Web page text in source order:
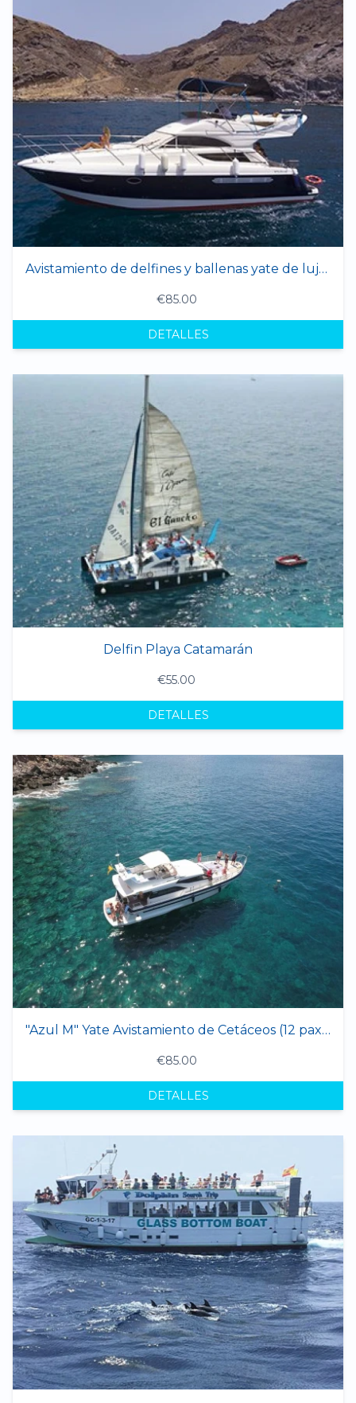
Avistamiento de delfines y ballenas yate de lujo (máximo 10 personas) "ERNY 1"
€85.00
DETALLES
Delfin Playa Catamarán
€55.00
DETALLES
"Azul M" Yate Avistamiento de Cetáceos (12 pax max.)
€85.00
DETALLES